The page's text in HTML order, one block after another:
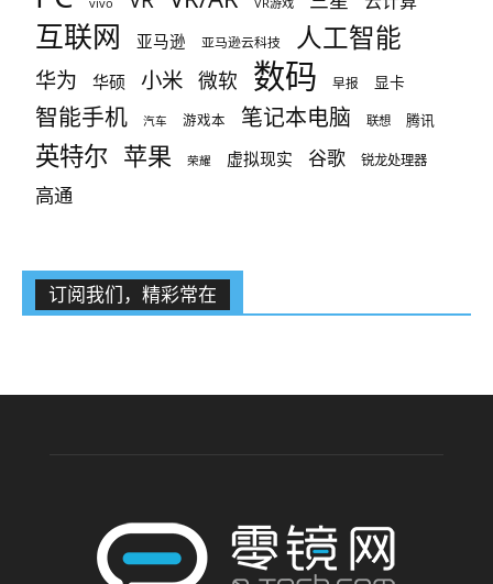
互联网 亚马逊 亚马逊云科技 人工智能
华为 华硕 小米 微软 数码 早报 显卡
智能手机 汽车 游戏本 笔记本电脑 联想 腾讯
英特尔 苹果 荣耀 虚拟现实 谷歌 锐龙处理器
高通
订阅我们，精彩常在